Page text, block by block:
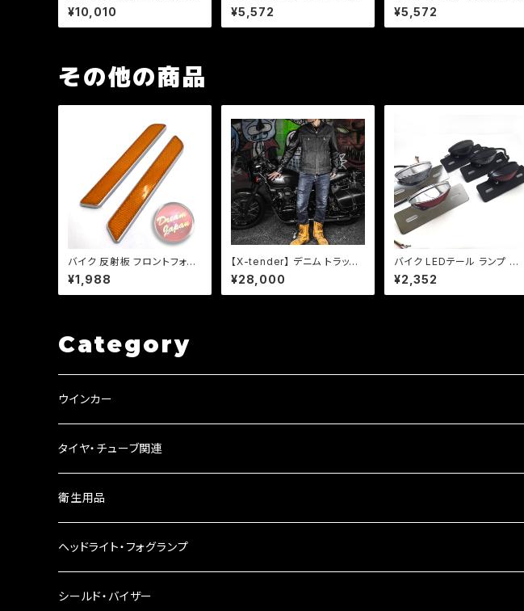
ンチ） ブレーキ クラッチレバ
ー マスターシリンダー セット
メッキ /汎用/ドラッグスター/
¥10,010
m スカルエンド グリップ アメ
リカン アルミ製 人気 ハーレ
ー ハンドル ドクロ ドラッグス
¥5,572
エンド グリップ アメリカン/ア
ルミ製/ビラーゴ/マグナ/ジャ
ズ/スティード/カスタム/a162
¥5,572
その他の商品
バイク 反射板 フロントフォー
ク フレーム/両面テープ/ハー
レー/【シルバー・ブラック選
択】/カスタム/車検【クリックポ
¥1,988
【X-tender】 デニム トラッカ
ー ジャケット 「XR-001」 バイ
クウエア シープスキン 岡山デ
ニム 日本製
¥28,000
バイク LEDテール ランプ 汎
用 ナンバー灯付 ミニタイプ
【シルバー】カスタム テール エ
イプ モンキー SR マグナ FT
¥2,352
Category
ウインカー
ウインカーリレー
ウインカーレンズ
LEDウインカー
電球型ウインカー
タイヤ・チューブ関連
衛生用品
ヘッドライト・フォグランプ
ヘッドライト
シールド・バイザー